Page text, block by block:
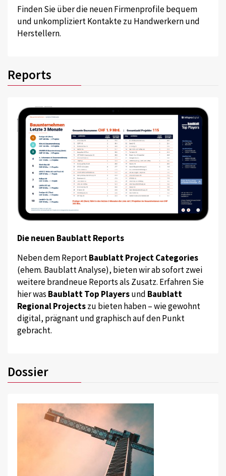
Finden Sie über die neuen Firmenprofile bequem
und unkompliziert Kontakte zu Handwerkern und
Herstellern.
Reports
Die neuen Baublatt Reports
Neben dem ReportBaublatt Project Categories
(ehem. Baublatt Analyse), bieten wir ab sofort zwei
weitere brandneue Reports als Zusatz. Erfahren Sie
hier was Baublatt Top Playersund Baublatt
Regional Projectszu bieten haben – wie gewohnt
digital, prägnant und graphisch auf den Punkt
gebracht.
Dossier